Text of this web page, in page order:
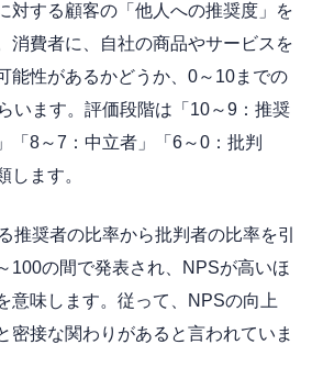
対する顧客の「他人への推奨度」を
消費者に、自社の商品やサービスを
能性があるかどうか、0～10までの
います。評価段階は「10～9：推奨
「8～7：中立者」「6～0：批判
します。
推奨者の比率から批判者の比率を引
100の間で発表され、NPSが高いほ
意味します。従って、NPSの向上
密接な関わりがあると言われていま